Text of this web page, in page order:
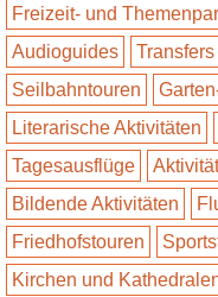
Freizeit- und
Audioguides
Transfers
Seilbahntouren
Literarische Aktivitäten
Tagesausflüge
Bildende Aktivitäten
Friedhofstouren
Kirchen und